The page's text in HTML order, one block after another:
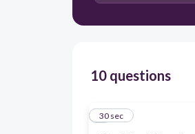
10 questions
1
30 sec